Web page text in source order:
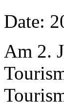
Date:
Am 2.